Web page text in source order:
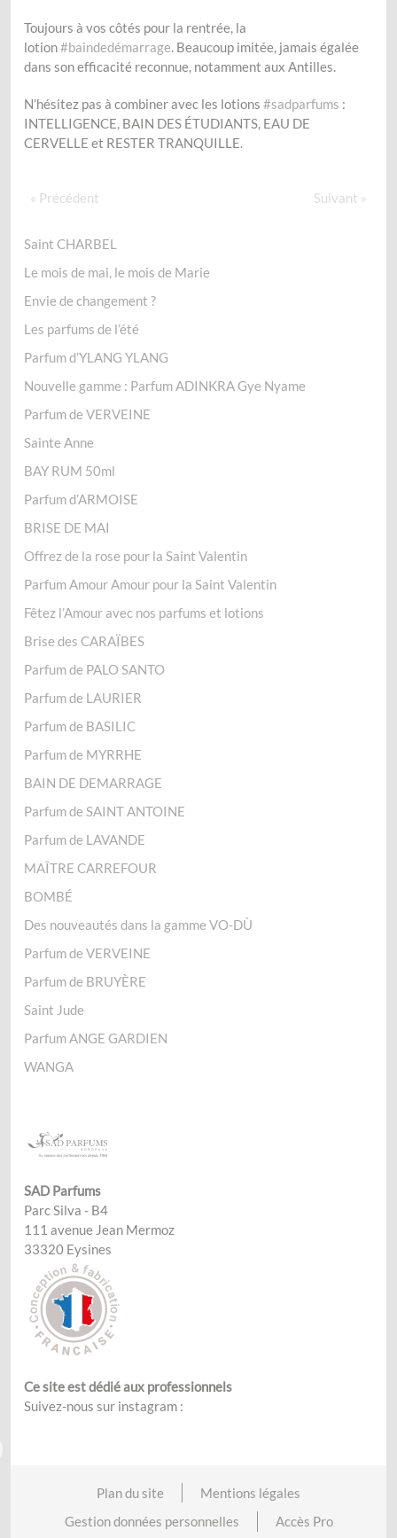
Toujours à vos côtés pour la rentrée, la
lotion#baindedémarrage. Beaucoup imitée, jamais égalée
dans son efficacité reconnue, notamment aux Antilles.
N’hésitez pas à combiner avec les lotions #sadparfums :
INTELLIGENCE, BAIN DES ÉTUDIANTS, EAU DE
CERVELLE et RESTER TRANQUILLE.
« Précédent Suivant »
Saint CHARBEL
Le mois de mai, le mois de Marie
Envie de changement ?
Les parfums de l’été
Parfum d’YLANG YLANG
Nouvelle gamme : Parfum ADINKRA Gye Nyame
Parfum de VERVEINE
Sainte Anne
BAY RUM 50ml
Parfum d’ARMOISE
BRISE DE MAI
Offrez de la rose pour la Saint Valentin
Parfum Amour Amour pour la Saint Valentin
Fêtez l’Amour avec nos parfums et lotions
Brise des CARAÏBES
Parfum de PALO SANTO
Parfum de LAURIER
Parfum de BASILIC
Parfum de MYRRHE
BAIN DE DEMARRAGE
Parfum de SAINT ANTOINE
Parfum de LAVANDE
MAÎTRE CARREFOUR
BOMBÉ
Des nouveautés dans la gamme VO-DÙ
Parfum de VERVEINE
Parfum de BRUYÈRE
Saint Jude
Parfum ANGE GARDIEN
WANGA
SAD Parfums
Parc Silva - B4
111 avenue Jean Mermoz
33320 Eysines
Ce site est dédié aux professionnels
Suivez-nous sur instagram :
Plan du site
Mentions légales
Gestion données personnelles
Accès Pro